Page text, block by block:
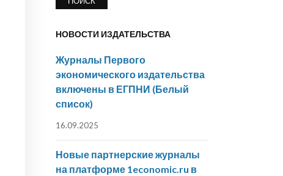
НОВОСТИ ИЗДАТЕЛЬСТВА
Журналы Первого
экономического издательства
включены в ЕГПНИ (Белый
список)
16.09.2025
Новые партнерские журналы
на платформе 1economic.ru в